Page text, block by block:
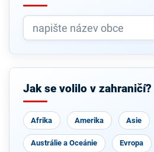
Jak se volilo v zahraničí?
Afrika Amerika Asie
Austrálie a Oceánie Evropa